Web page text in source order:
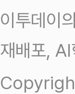
이투데이
재배포,